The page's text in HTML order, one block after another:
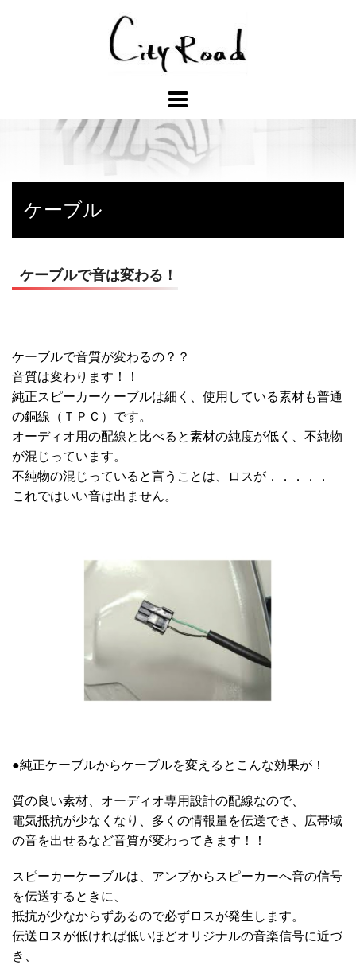
ケーブル
ケーブルで音は変わる！
ケーブルで音質が変わるの？？
音質は変わります！！
純正スピーカーケーブルは細く、使用している素材も普通
の銅線（ＴＰＣ）です。
オーディオ用の配線と比べると素材の純度が低く、不純物
が混じっています。
不純物の混じっていると言うことは、ロスが．．．．．
これではいい音は出ません。
●純正ケーブルからケーブルを変えるとこんな効果が！
質の良い素材、オーディオ専用設計の配線なので、
電気抵抗が少なくなり、多くの情報量を伝送でき、広帯域
の音を出せるなど音質が変わってきます！！
スピーカーケーブルは、アンプからスピーカーへ音の信号
を伝送するときに、
抵抗が少なからずあるので必ずロスが発生します。
伝送ロスが低ければ低いほどオリジナルの音楽信号に近づ
き、